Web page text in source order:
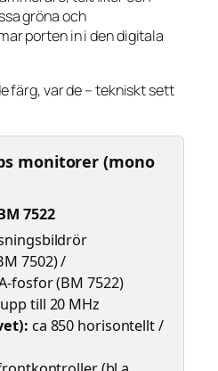
gröna och
porten in i den digitala
färg, var de – tekniskt sett
monitorer (mono
7522
7502) /
fosfor (BM 7522)
upp till 20 MHz
ca 850 horisontellt /